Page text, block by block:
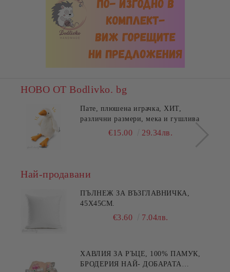
НОВО ОТ Bodlivko. bg
Пате, плюшена играчка, ХИТ,
различни размери, мека и гушлива
€15.00 29.34лв.
Най-продавани
ПЪЛНЕЖ ЗА ВЪЗГЛАВНИЧКА,
45X45СМ.
€3.60 7.04лв.
ХАВЛИЯ ЗА РЪЦЕ, 100% ПАМУК,
БРОДЕРИЯ НАЙ- ДОБАРАТА